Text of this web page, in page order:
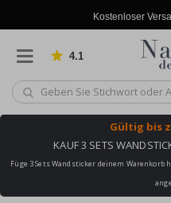
Kostenloser
4.1 von
Gültig bis
KAUF 3 SETS
Füge 3 Sets Wandsticker deinem